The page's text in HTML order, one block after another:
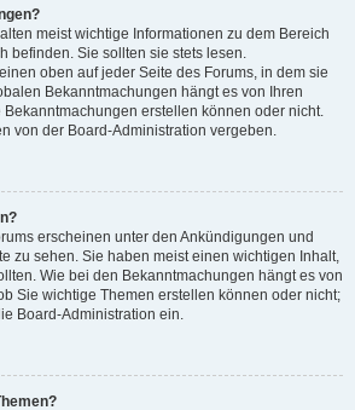
meist wichtige Informationen zu dem Bereich
befinden. Sie sollten sie stets lesen.
oben auf jeder Seite des Forums, in dem sie
Bekanntmachungen hängt es von Ihren
Bekanntmachungen erstellen können oder nicht.
von der Board-Administration vergeben.
erscheinen unter den Ankündigungen und
zu sehen. Sie haben meist einen wichtigen Inhalt,
Wie bei den Bekanntmachungen hängt es von
Sie wichtige Themen erstellen können oder nicht;
Board-Administration ein.